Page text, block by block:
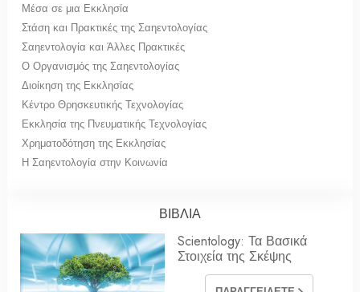
Μέσα σε μια Εκκλησία
Στάση και Πρακτικές της Σαηεντολογίας
Σαηεντολογία και Άλλες Πρακτικές
Ο Οργανισμός της Σαηεντολογίας
Διοίκηση της Εκκλησίας
Κέντρο Θρησκευτικής Τεχνολογίας
Εκκλησία της Πνευματικής Τεχνολογίας
Χρηματοδότηση της Εκκλησίας
Η Σαηεντολογία στην Κοινωνία
ΒΙΒΛΙΑ
Scientology: Τα Βασικά
Στοιχεία της Σκέψης